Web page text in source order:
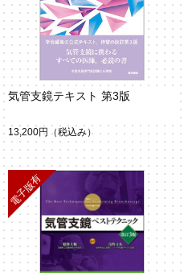
気管支鏡テキスト 第3版
13,200円 （税込み）